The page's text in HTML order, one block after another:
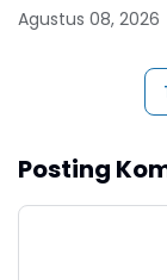
Agustus 08, 2026
Posting